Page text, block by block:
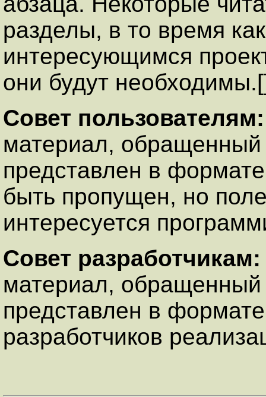
разделы, в то время
интересующимся
они будут
Совет
материал, обращенный
представлен в
быть пропущен, но
интересуется
Совет
материал, обращенный
представлен в
разработчиков